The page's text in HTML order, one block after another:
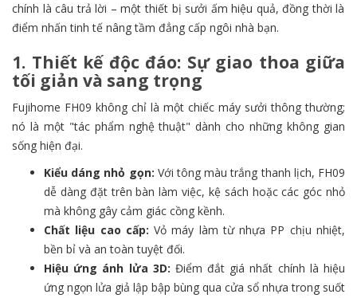
chính là câu trả lời – một thiết bị sưởi ấm hiệu quả, đồng thời là
điểm nhấn tinh tế nâng tầm đẳng cấp ngôi nhà bạn.
1. Thiết kế độc đáo: Sự giao thoa giữa
tối giản và sang trọng
Fujihome FH09 không chỉ là một chiếc máy sưởi thông thường;
nó là một "tác phẩm nghệ thuật" dành cho những không gian
sống hiện đại.
Kiểu dáng nhỏ gọn: Với tông màu trắng thanh lịch, FH09
dễ dàng đặt trên bàn làm việc, kệ sách hoặc các góc nhỏ
mà không gây cảm giác cồng kềnh.
Chất liệu cao cấp: Vỏ máy làm từ nhựa PP chịu nhiệt,
bền bỉ và an toàn tuyệt đối.
Hiệu ứng ánh lửa 3D: Điểm đắt giá nhất chính là hiệu
ứng ngọn lửa giả lập bập bùng qua cửa sổ nhựa trong suốt